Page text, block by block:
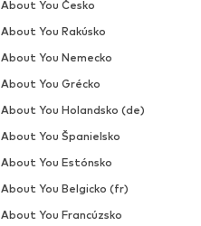
About You Česko
About You Rakúsko
About You Nemecko
About You Grécko
About You Holandsko (de)
About You Španielsko
About You Estónsko
About You Belgicko (fr)
About You Francúzsko